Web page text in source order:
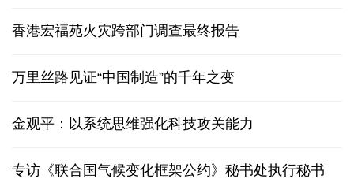
香港宏福苑火灾跨部门调查最终报告
万里丝路见证“中国制造”的千年之变
金观平：以系统思维强化科技攻关能力
专访《联合国气候变化框架公约》秘书处执行秘书